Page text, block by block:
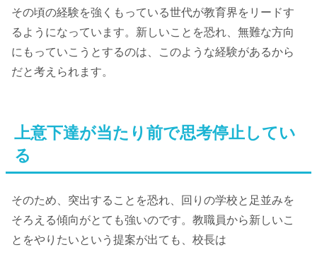
その頃の経験を強くもっている世代が教育界をリードす
るようになっています。新しいことを恐れ、無難な方向
にもっていこうとするのは、このような経験があるから
だと考えられます。
上意下達が当たり前で思考停止してい
る
そのため、突出することを恐れ、回りの学校と足並みを
そろえる傾向がとても強いのです。教職員から新しいこ
とをやりたいという提案が出ても、校長は